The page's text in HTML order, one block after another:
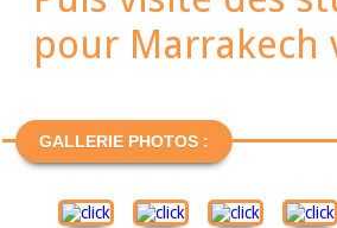
pour Marrakech
GALLERIE PHOTOS :